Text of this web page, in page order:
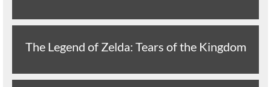
The Legend of Zelda: Tears of the Kingdom